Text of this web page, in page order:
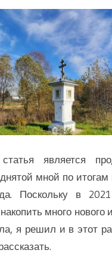
является
мной по итогам
Поскольку в
много нового
я решил и в этот